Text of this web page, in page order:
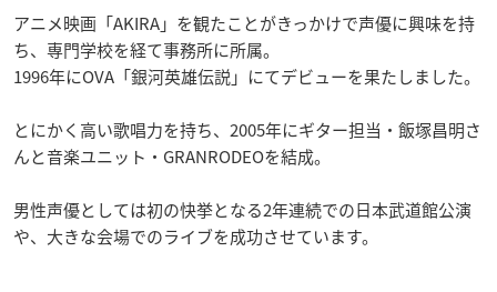
アニメ映画「AKIRA」を観たことがきっかけで声優に興味を持
ち、専門学校を経て事務所に所属。
1996年にOVA「銀河英雄伝説」にてデビューを果たしました。
とにかく高い歌唱力を持ち、2005年にギター担当・飯塚昌明さ
んと音楽ユニット・GRANRODEOを結成。
男性声優としては初の快挙となる2年連続での日本武道館公演
や、大きな会場でのライブを成功させています。